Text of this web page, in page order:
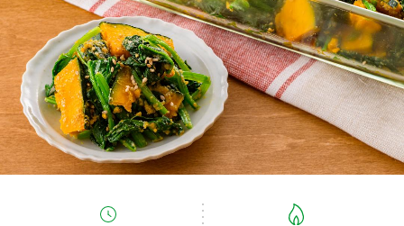
お酢ドリンク ぽん酢
みりん風・料理酒 鍋用調味料
つゆ たれ
ブランド・スペシャルサイト
ブランド・スペシャルサイト トップ
商品ブランドサイト
Fibee（ファイビー）
くらしプラ酢
お酢ドリンク
企業情報
国内事業概要